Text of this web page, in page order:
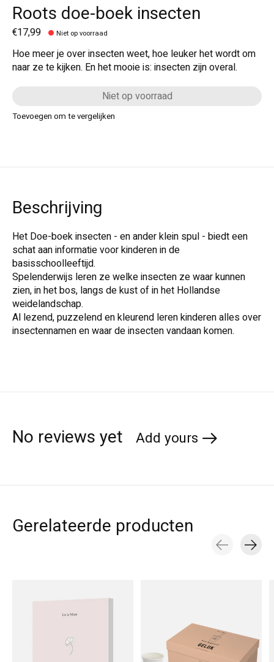
Roots doe-boek insecten
€17,99 Niet op voorraad
Hoe meer je over insecten weet, hoe leuker het wordt om
naar ze te kijken. En het mooie is: insecten zijn overal.
Niet op voorraad
Toevoegen om te vergelijken
Beschrijving
Het Doe-boek insecten - en ander klein spul - biedt een
schat aan informatie voor kinderen in de
basisschoolleeftijd.
Spelenderwijs leren ze welke insecten ze waar kunnen
zien, in het bos, langs de kust of in het Hollandse
weidelandschap.
Al lezend, puzzelend en kleurend leren kinderen alles over
insectennamen en waar de insecten vandaan komen.
No reviews yet Add yours
Gerelateerde producten